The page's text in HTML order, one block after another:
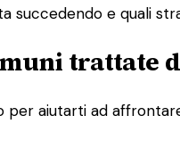
succedendo e quali
trattate
aiutarti ad